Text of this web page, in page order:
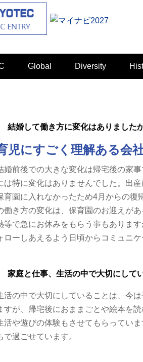
Global Diversity
結婚して働き方に変化はありましたか
児にすごく理解ある会
婚前後での大きな変化は帰宅後の家
は特に変化はありませんでした。出
育園に入れなかったため4月からの復
働き方の変化は、保育園のお迎えが
等で急にお休みをもらう事もありま
ローしあえるよう日頃からコミュニ
家庭と仕事、生活の中で大切にして
活の中で大切にしていることは、今
すが、帰宅後におままごとや絵本を
活や遊びの体験もさせてもらってい
で過ごせています。